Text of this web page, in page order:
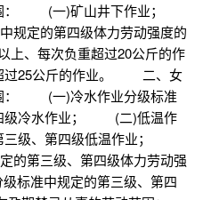
： (一)矿山井下作业；
定的第四级体力劳动强度的
、每次负重超过20公斤的作
过25公斤的作业。 二、女
： (一)冷水作业分级标准
级冷水作业； (二)低温作
三级、第四级低温作业；
的第三级、第四级体力劳动强
准中规定的第三级、第四